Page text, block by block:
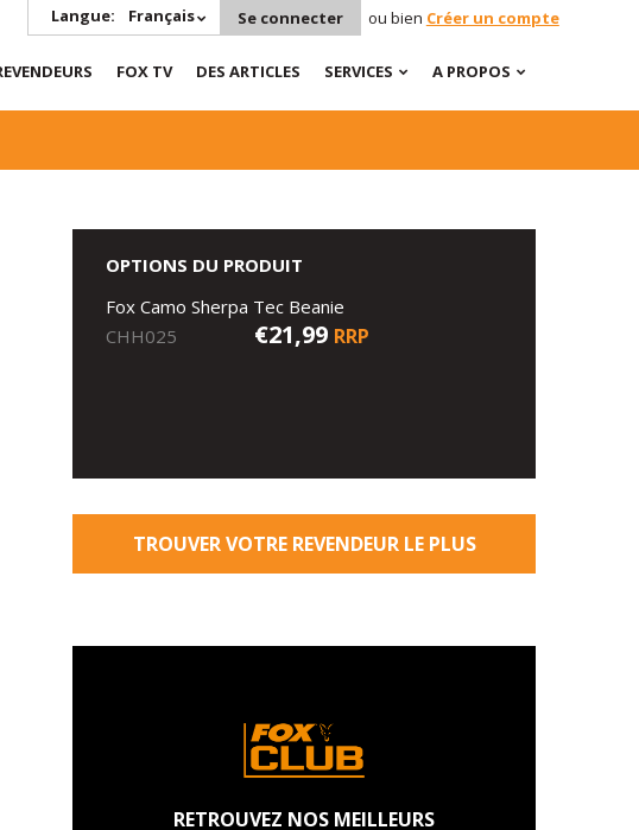
Langue: Français Se connecter ou bien Créer un compte
FOX TV DES ARTICLES SERVICES A PROPOS
OPTIONS DU PRODUIT
Fox Camo Sherpa Tec Beanie
CHH025
€21,99 RRP
TROUVER VOTRE REVENDEUR LE PLUS
RETROUVEZ NOS MEILLEURS